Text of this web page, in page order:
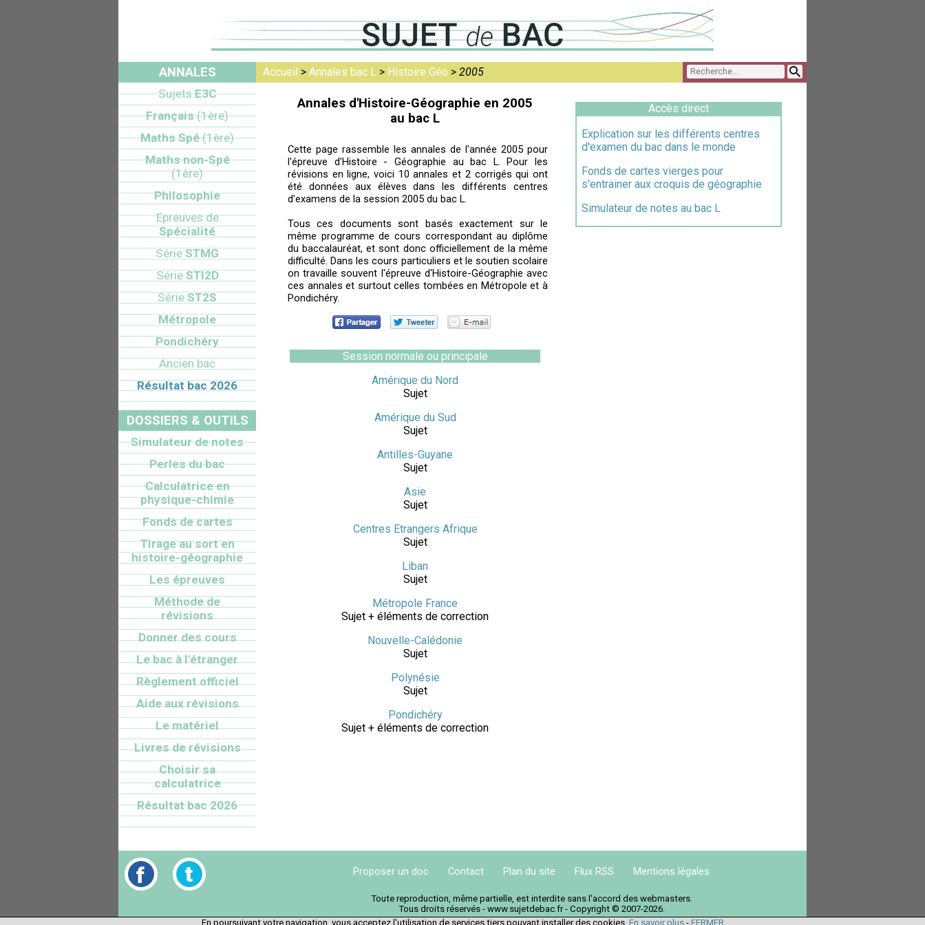
Accueil > Annales bac L > Histoire Géo > 2005
Annales d'Histoire-Géographie en 2005
au bac L
Cette page rassemble les annales de l'année 2005 pour
l'épreuve d'Histoire - Géographie au bac L. Pour les
révisions en ligne, voici 10 annales et 2 corrigés qui ont
été données aux élèves dans les différents centres
d'examens de la session 2005 du bac L.
Tous ces documents sont basés exactement sur le
même programme de cours correspondant au diplôme
du baccalauréat, et sont donc officiellement de la même
difficulté. Dans les cours particuliers et le soutien scolaire
on travaille souvent l'épreuve d'Histoire-Géographie avec
ces annales et surtout celles tombées en Métropole et à
Pondichéry.
Session normale ou principale
Amérique du Nord
Sujet
Amérique du Sud
Sujet
Antilles-Guyane
Sujet
Asie
Sujet
Centres Etrangers Afrique
Sujet
Liban
Sujet
Métropole France
Sujet + éléments de correction
Nouvelle-Calédonie
Sujet
Polynésie
Sujet
Pondichéry
Sujet + éléments de correction
Accès direct
Explication sur les différents centres
d'examen du bac dans le monde
Fonds de cartes vierges pour
s'entrainer aux croquis de géographie
Simulateur de notes au bac L
ANNALES
SujetsE3C
Français(1ère)
Maths Spé(1ère)
Maths non-Spé
(1ère)
Philosophie
Epreuves de
Spécialité
Série STMG
SérieSTI2D
Série ST2S
Métropole
Pondichéry
Ancien bac
Résultat bac 2026
DOSSIERS & OUTILS
Simulateur de notes
Perles du bac
Calculatrice en
physique-chimie
Fonds de cartes
Tirage au sort en
histoire-géographie
Les épreuves
Méthode de
révisions
Donner des cours
Le bac à l'étranger
Règlement officiel
Aide aux révisions
Le matériel
Livres de révisions
Choisir sa
calculatrice
Résultat bac 2026
Proposer un doc Contact Plan du site Flux RSS Mentions légales
Toute reproduction, même partielle, est interdite sans l'accord des webmasters.
Tous droits réservés - www.sujetdebac.fr - Copyright © 2007-2026.
En poursuivant votre navigation, vous acceptez l'utilisation de services tiers pouvant installer des cookies. En savoir plus- FERMER